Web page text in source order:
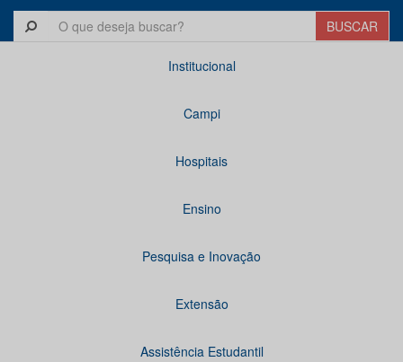
Institucional
Campi
Hospitais
Ensino
Pesquisa e Inovação
Extensão
Assistência Estudantil